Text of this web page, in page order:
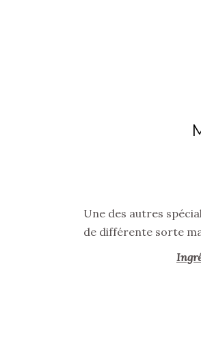
Une des autres
de différente sorte